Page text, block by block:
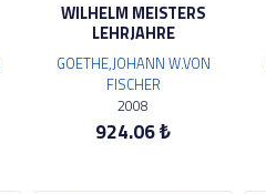
WILHELM MEISTERS
LEHRJAHRE
GOETHE,JOHANN W.VON
FISCHER
2008
924.06 ₺